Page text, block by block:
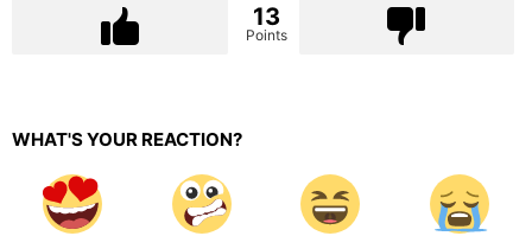
13
Points
WHAT'S YOUR REACTION?